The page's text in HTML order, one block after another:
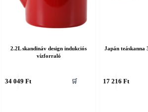
2.2L skandináv design indukciós
vízforraló
34 049 Ft 🛒
Japán teáskanna
17 216 Ft